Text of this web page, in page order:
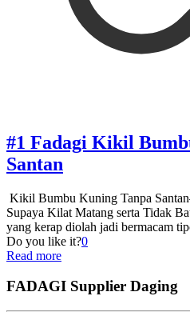
#1 Fadagi Kikil
Santan
Kikil Bumbu Kuning Tanpa
Supaya Kilat Matang serta Tidak
yang kerap diolah jadi bermacam
Do you like it?0
Read more
FADAGI Supplier Daging